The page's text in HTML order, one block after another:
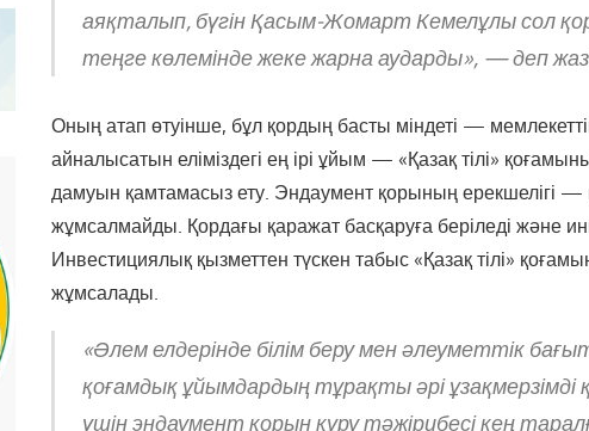
аяқталып, бүгін Қасым-Жомарт Кемелұлы сол
теңге көлемінде жеке жарна аударды», — деп
Оның атап өтуінше, бұл қордың басты міндеті —
айналысатын еліміздегі ең ірі ұйым — «Қазақ тілі»
дамуын қамтамасыз ету. Эндаумент қорының ерекшелігі —
жұмсалмайды. Қордағы қаражат басқаруға беріледі және
Инвестициялық қызметтен түскен табыс «Қазақ тілі»
жұмсалады.
«Әлем елдерінде білім беру мен әлеуметтік
қоғамдық ұйымдардың тұрақты әрі
үшін эндаумент қорын құру тәжірибесі кең